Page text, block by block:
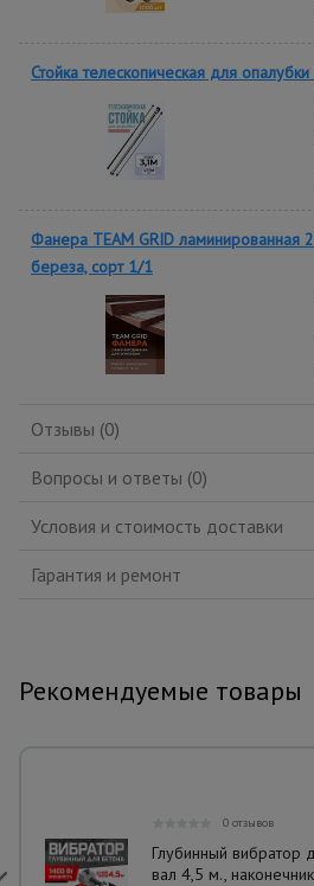
Стойка телескопическая для
Фанера TEAM GRID
береза, сорт 1/1
Отзывы (0)
Вопросы и ответы (0)
Условия и стоимость доставки
Гарантия и ремонт
Рекомендуемые товары
0 отзывов
Глубинный вибратор
вал 4,5 м.,